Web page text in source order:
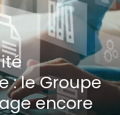
: le Groupe
encore